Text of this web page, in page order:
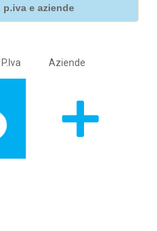
p.iva e aziende
P.Iva Aziende